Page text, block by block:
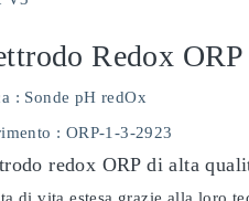
Redox
: Sonde pH redOx
: ORP-1-3-2923
redox ORP di alta